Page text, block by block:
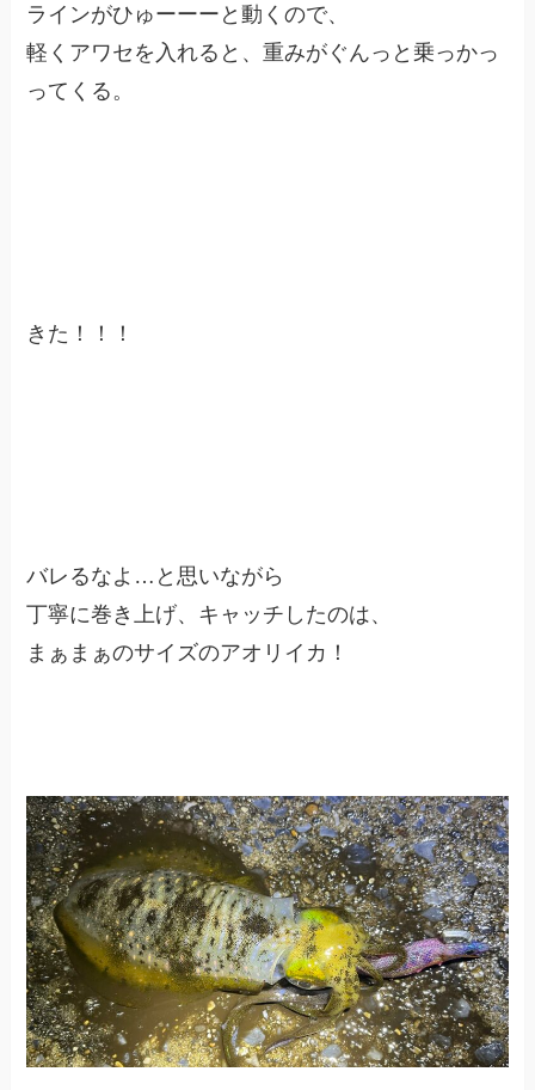
ラインがひゅーーーと動くので、
軽くアワセを入れると、重みがぐんっと乗っかっ
ってくる。
きた！！！
バレるなよ…と思いながら
丁寧に巻き上げ、キャッチしたのは、
まぁまぁのサイズのアオリイカ！